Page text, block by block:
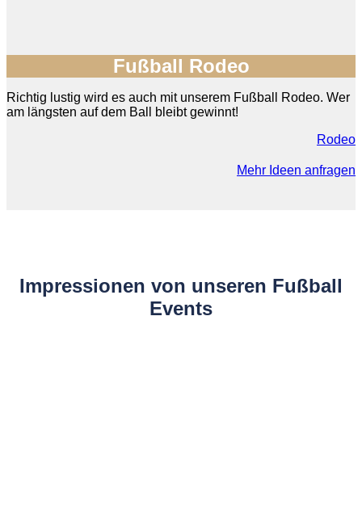
Fußball Rodeo
Richtig lustig wird es auch mit unserem Fußball Rodeo. Wer
am längsten auf dem Ball bleibt gewinnt!
Rodeo
Mehr Ideen anfragen
Impressionen von unseren Fußball
Events